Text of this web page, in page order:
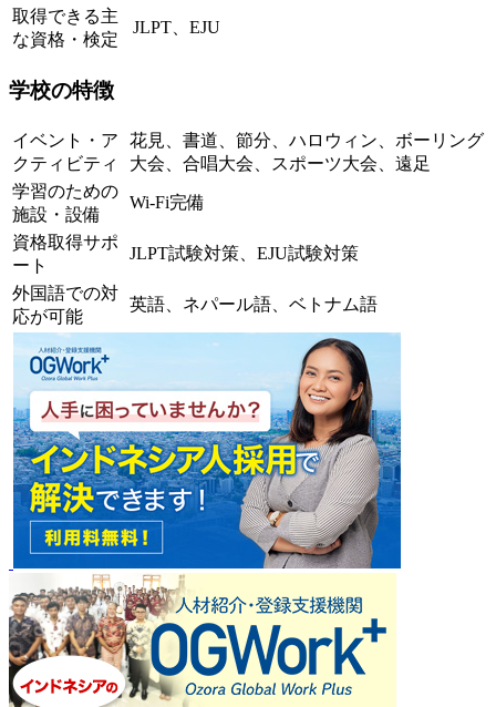
取得できる主
な資格・検定
JLPT、EJU
学校の特徴
イベント・ア
クティビティ
花見、書道、節分、ハロウィン、ボーリング
大会、合唱大会、スポーツ大会、遠足
学習のための
施設・設備
Wi-Fi完備
資格取得サポ
ート
JLPT試験対策、EJU試験対策
外国語での対
応が可能
英語、ネパール語、ベトナム語